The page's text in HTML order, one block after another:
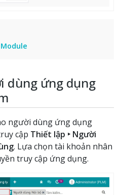
dùng ứng dụng
người dùng ứng dụng
cập Thiết lập ‣ Người
. Lựa chọn tài khoản nhân
truy cập ứng dụng.